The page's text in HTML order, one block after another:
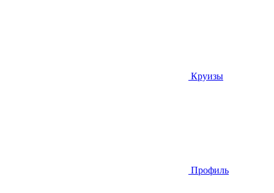
Круизы
Профиль